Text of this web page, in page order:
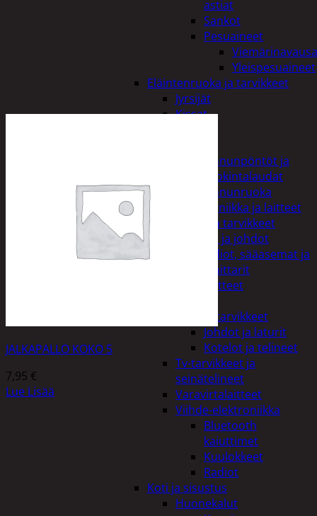
astiat
Sankot
Pesuaineet
Yleispesuaineet
Eläintenruoka ja tarvikkeet
Jyrsijät
Kissat
Linnunpöntöt ja
ruokintalaudat
Linnunruoka
Kodin elektroniikka ja laitteet
Imurit ja tarvikkeet
Kaapelit ja johdot
Kelloradiot, sääasemat ja
lämpömittarit
Oheislaitteet
Puhelintarvikkeet
Johdot ja laturit
Kotelot ja telineet
Tv-tarvikkeet ja
seinätelineet
Varavirtalaitteet
Viihde-elektroniikka
Bluetooth
kaiuttimet
Kuulokkeet
Radiot
Koti ja sisustus
Huonekalut
JALKAPALLO KOKO 5
7,95 €
Lue Lisää